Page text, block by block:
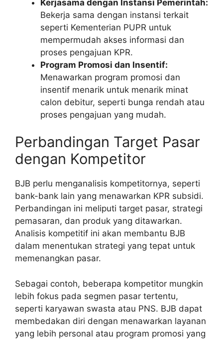
Kerjasama dengan Instansi Pemerintah:
Bekerja sama dengan instansi terkait
seperti Kementerian PUPR untuk
mempermudah akses informasi dan
proses pengajuan KPR.
Program Promosi dan Insentif:
Menawarkan program promosi dan
insentif menarik untuk menarik minat
calon debitur, seperti bunga rendah atau
proses pengajuan yang mudah.
Perbandingan Target Pasar
dengan Kompetitor
BJB perlu menganalisis kompetitornya, seperti
bank-bank lain yang menawarkan KPR subsidi.
Perbandingan ini meliputi target pasar, strategi
pemasaran, dan produk yang ditawarkan.
Analisis kompetitif ini akan membantu BJB
dalam menentukan strategi yang tepat untuk
memenangkan pasar.
Sebagai contoh, beberapa kompetitor mungkin
lebih fokus pada segmen pasar tertentu,
seperti karyawan swasta atau PNS. BJB dapat
membedakan diri dengan menawarkan layanan
yang lebih personal atau program promosi yang